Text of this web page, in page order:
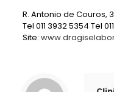
R. Antonio de Couros,
Tel 011 3932 5354 Tel
Site: